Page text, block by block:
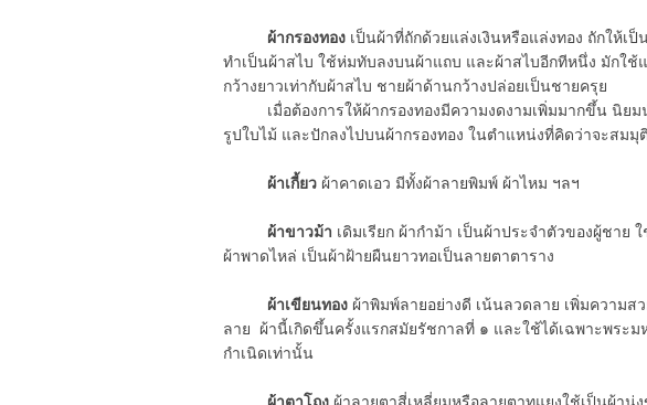
ผ้ากรองทอง เป็นผ้าที่ถักด้วยแล่งเงินหรือแล่งทอง ถักให้
ทำเป็นผ้าสไบ ใช้ห่มทับลงบนผ้าแถบ และผ้าสไบอีกทีหนึ่ง มักใ
กว้างยาวเท่ากับผ้าสไบ ชายผ้าด้านกว้างปล่อยเป็นชายครุย
เมื่อต้องการให้ผ้ากรองทองมีความงดงามเพิ่มมากขึ้น นิยม
รูปใบไม้ และปักลงไปบนผ้ากรองทอง ในตำแหน่งที่คิดว่าจะสมมุ
ผ้าเกี้ยว ผ้าคาดเอว มีทั้งผ้าลายพิมพ์ ผ้าไหม ฯลฯ
ผ้าขาวม้า เดิมเรียก ผ้ากำม้า เป็นผ้าประจำตัวของผู้ชาย
ผ้าพาดไหล่ เป็นผ้าฝ้ายผืนยาวทอเป็นลายตาตาราง
ผ้าเขียนทอง ผ้าพิมพ์ลายอย่างดี เน้นลวดลาย เพิ่มความส
ลาย ผ้านี้เกิดขึ้นครั้งแรกสมัยรัชกาลที่ ๑ และใช้ได้เฉพาะพระม
กำเนิดเท่านั้น